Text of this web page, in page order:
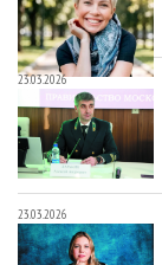
23.03.2026
23.03.2026